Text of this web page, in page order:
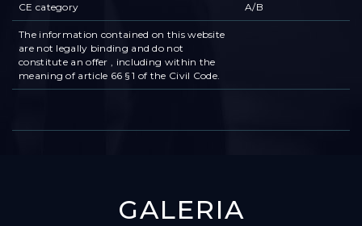
CE category A/B
The information contained on this website
are not legally binding and do not
constitute an offer , including within the
meaning of article 66 § 1 of the Civil Code.
GALERIA